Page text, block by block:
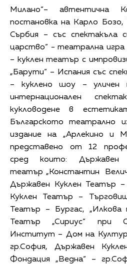
Милано“– автентична
постановка на Карло Бозо,
Сърбия – със спектакъла
царство“ - театрална
– куклен театър с
„Барути“ – Испания със
– куклено шоу – уличен
интернационален
кукловодене в
Българското театрално
издание на „Арлекино и
представено от 12
сред които: Държавен
театър „Константин
Държавен Куклен Театър
Куклен Театър –
Театър – Бургас, „Илкова
Театър „Сириус“ при
Институт – Дом на
гр.София, Държавен
Фондация „Ведна“ –